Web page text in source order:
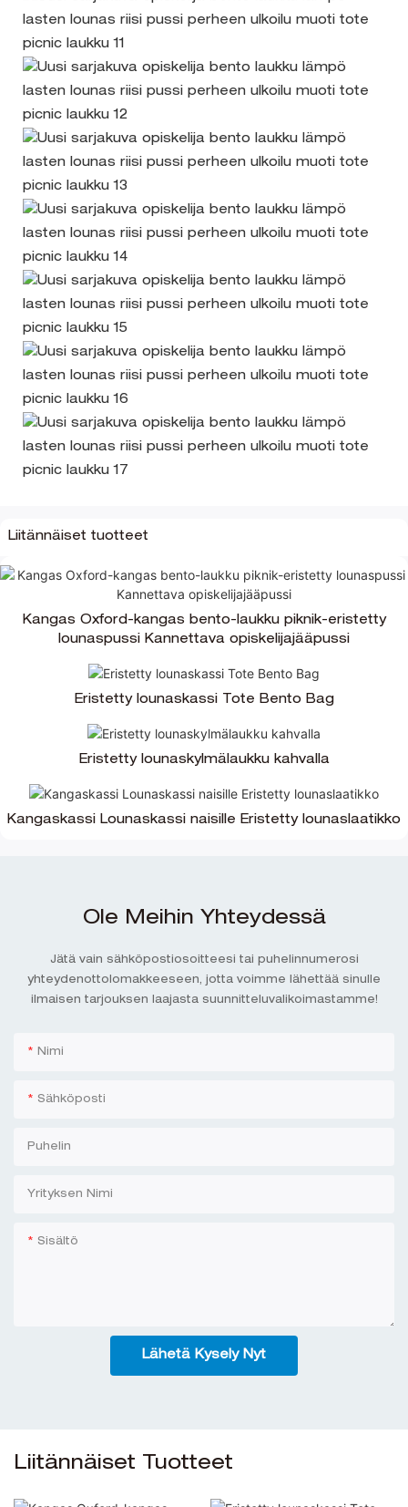
Liitännäiset tuotteet
Kangas Oxford-kangas bento-laukku piknik-eristetty
lounaspussi Kannettava opiskelijajääpussi
Eristetty lounaskassi Tote Bento Bag
Eristetty lounaskylmälaukku kahvalla
Kangaskassi Lounaskassi naisille Eristetty lounaslaatikko
Ole Meihin Yhteydessä
Jätä vain sähköpostiosoitteesi tai puhelinnumerosi
yhteydenottolomakkeeseen, jotta voimme lähettää sinulle
ilmaisen tarjouksen laajasta suunnitteluvalikoimastamme!
Nimi
Sähköposti
Puhelin
Yrityksen Nimi
Sisältö
Lähetä Kysely Nyt
Liitännäiset Tuotteet